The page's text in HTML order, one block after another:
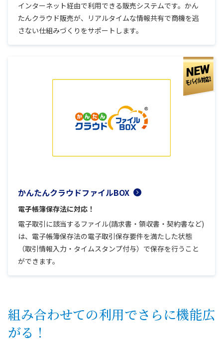
インターネット経由で利用できる販売システムです。かん
たんクラウド販売が、リアルタイムな情報共有で商機を逃
さない仕組みづくりをサポートします。
かんたんクラウドファイルBOX
電子帳簿保存法に対応！
電子取引に該当するファイル(請求書・領収書・契約書など)
は、電子帳簿保存法の電子取引保存要件を満たした状態
（取引情報入力・タイムスタンプ付与）で保存を行うこと
ができます。
組み合わせての利用でさらに機能広
がる！